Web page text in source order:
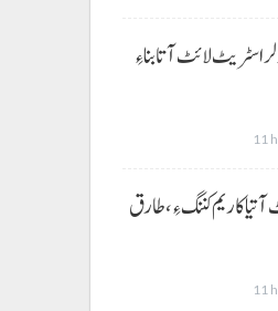
اسٹریٹ لائٹ آتا بناءِ
11
کاریم کننگ ءِ، طارق
11